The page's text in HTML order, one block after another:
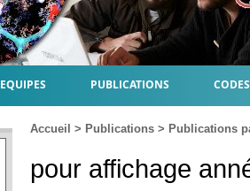
EQUIPES PUBLICATIONS
Accueil > Publications > Publications
pour affichage